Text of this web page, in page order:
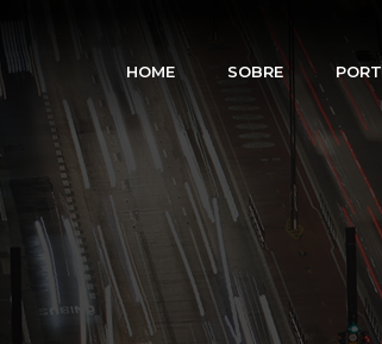
HOME SOBRE